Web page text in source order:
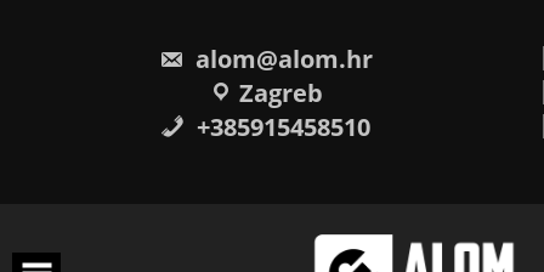
alom@alom.hr
Zagreb
+385915458510